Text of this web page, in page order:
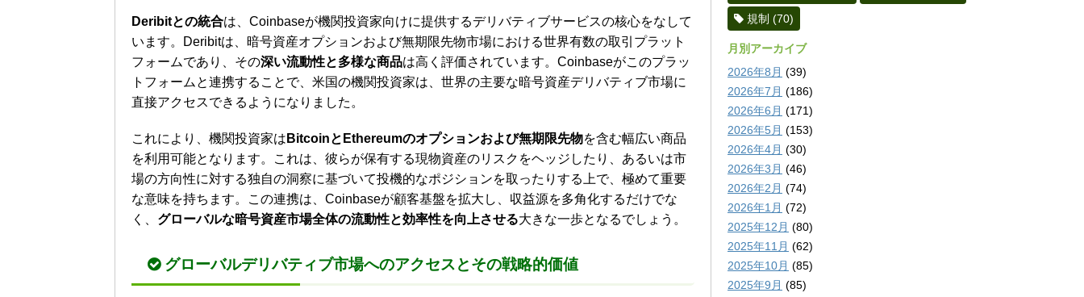
Deribitとの統合は、Coinbaseが機関投資家向けに提供するデリバティブサービスの核心をなして
います。Deribitは、暗号資産オプションおよび無期限先物市場における世界有数の取引プラット
フォームであり、その深い流動性と多様な商品は高く評価されています。Coinbaseがこのプラッ
トフォームと連携することで、米国の機関投資家は、世界の主要な暗号資産デリバティブ市場に
直接アクセスできるようになりました。
これにより、機関投資家は BitcoinとEthereumのオプションおよび無期限先物を含む幅広い商品
を利用可能となります。これは、彼らが保有する現物資産のリスクをヘッジしたり、あるいは市
場の方向性に対する独自の洞察に基づいて投機的なポジションを取ったりする上で、極めて重要
な意味を持ちます。この連携は、Coinbaseが顧客基盤を拡大し、収益源を多角化するだけでな
く、 グローバルな暗号資産市場全体の流動性と効率性を向上させる大きな一歩となるでしょう。
グローバルデリバティブ市場へのアクセスとその戦略的価値
規制 (70)
月別アーカイブ
2026年8月 (39)
2026年7月 (186)
2026年6月 (171)
2026年5月 (153)
2026年4月 (30)
2026年3月 (46)
2026年2月 (74)
2026年1月 (72)
2025年12月 (80)
2025年11月 (62)
2025年10月 (85)
2025年9月 (85)